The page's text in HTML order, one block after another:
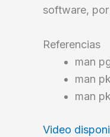
software,
Referencias
man
man
man
Video